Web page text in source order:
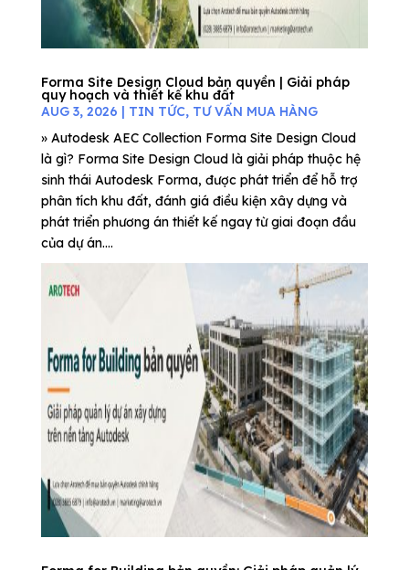
Forma Site Design Cloud bản quyền | Giải pháp
quy hoạch và thiết kế khu đất
AUG 3, 2026 | TIN TỨC, TƯ VẤN MUA HÀNG
» Autodesk AEC Collection Forma Site Design Cloud
là gì? Forma Site Design Cloud là giải pháp thuộc hệ
sinh thái Autodesk Forma, được phát triển để hỗ trợ
phân tích khu đất, đánh giá điều kiện xây dựng và
phát triển phương án thiết kế ngay từ giai đoạn đầu
của dự án....